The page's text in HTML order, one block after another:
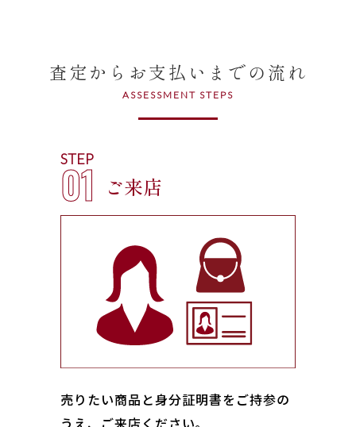
査定からお支払いまでの流れ
ASSESSMENT STEPS
STEP
01 ご来店
売りたい商品と身分証明書をご持参の
うえ、ご来店ください｡